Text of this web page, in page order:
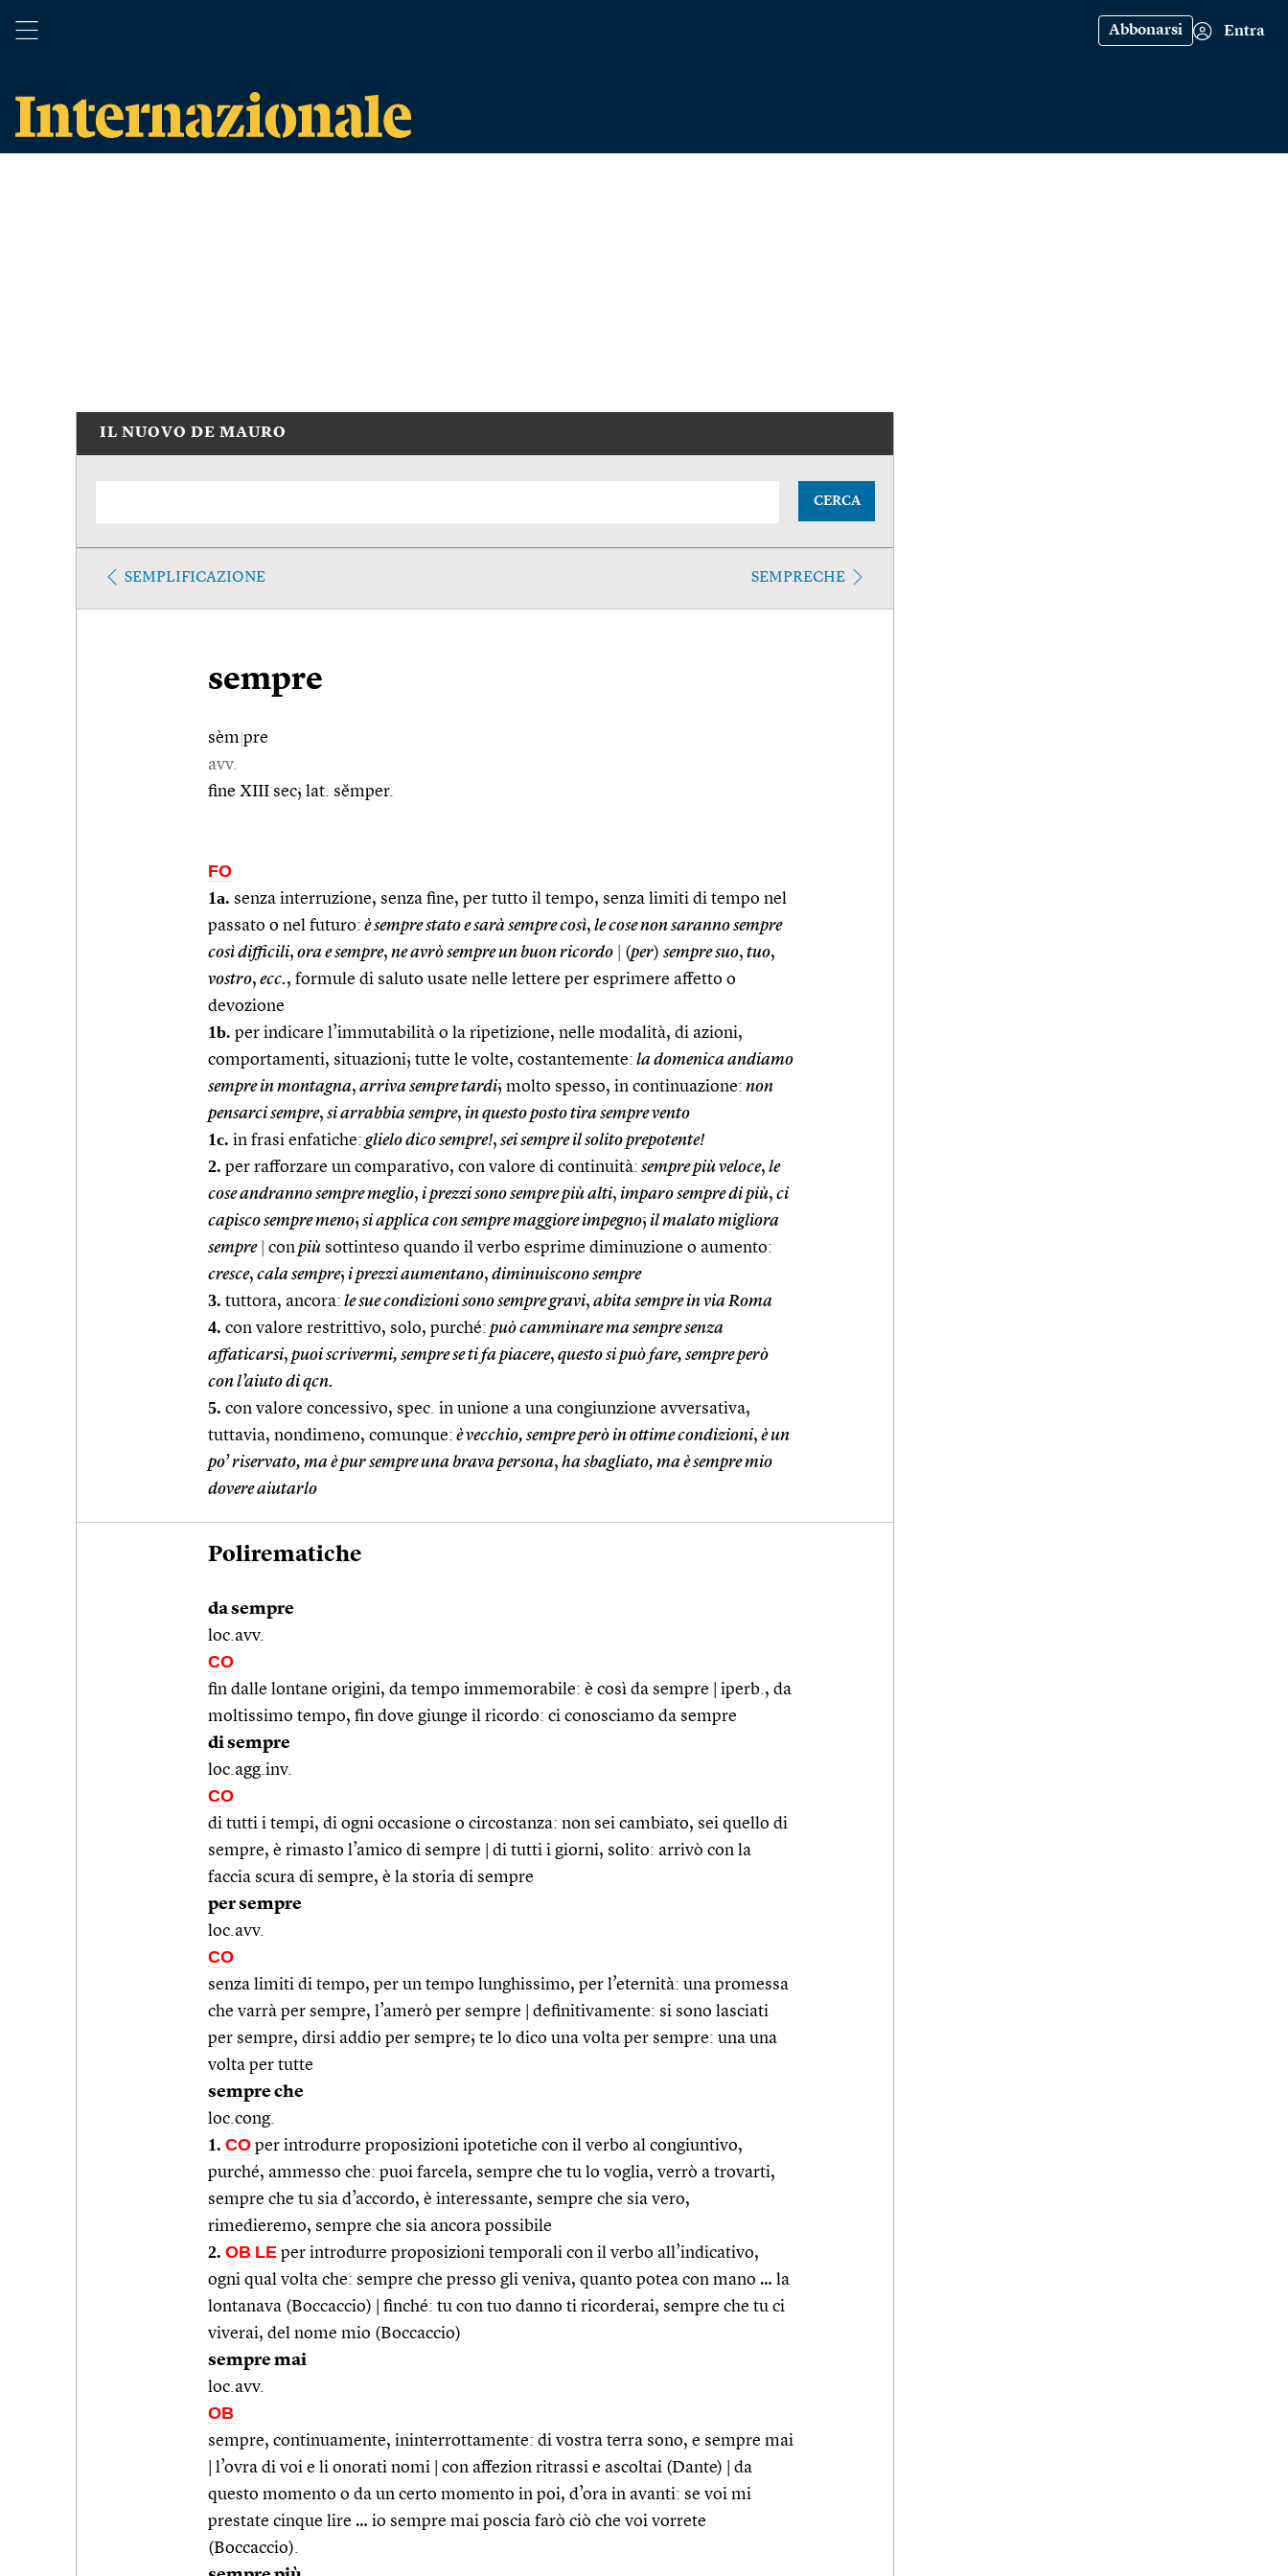
Abbonarsi Entra
IL NUOVO DE MAURO
CERCA
SEMPLIFICAZIONE SEMPRECHE
sempre
sèm pre
avv.
fine XIII sec; lat. sĕmper.
FO
1a. senza interruzione, senza fine, per tutto il tempo, senza limiti di tempo nel
passato o nel futuro: è sempre stato e sarà sempre così, le cose non saranno sempre
così difficili, ora e sempre, ne avrò sempre un buon ricordo (per) sempre suo, tuo,
vostro, ecc., formule di saluto usate nelle lettere per esprimere affetto o
devozione
1b. per indicare l’immutabilità o la ripetizione, nelle modalità, di azioni,
comportamenti, situazioni; tutte le volte, costantemente: la domenica andiamo
sempre in montagna, arriva sempre tardi; molto spesso, in continuazione: non
pensarci sempre, si arrabbia sempre, in questo posto tira sempre vento
1c. in frasi enfatiche: glielo dico sempre!, sei sempre il solito prepotente!
2. per rafforzare un comparativo, con valore di continuità: sempre più veloce, le
cose andranno sempre meglio, i prezzi sono sempre più alti, imparo sempre di più, ci
capisco sempre meno; si applica con sempre maggiore impegno; il malato migliora
sempre
conpiù sottinteso quando il verbo esprime diminuzione o aumento:
cresce, cala sempre; i prezzi aumentano, diminuiscono sempre
3. tuttora, ancora: le sue condizioni sono sempre gravi, abita sempre in via Roma
4. con valore restrittivo, solo, purché: può camminare ma sempre senza
affaticarsi, puoi scrivermi, sempre se ti fa piacere, questo si può fare, sempre però
con l’aiuto di qcn.
5. con valore concessivo, spec. in unione a una congiunzione avversativa,
tuttavia, nondimeno, comunque: è vecchio, sempre però in ottime condizioni, è un
po’ riservato, ma è pur sempre una brava persona, ha sbagliato, ma è sempre mio
dovere aiutarlo
Polirematiche
da sempre
loc.avv.
CO
fin dalle lontane origini, da tempo immemorabile: è così da sempre | iperb., da
moltissimo tempo, fin dove giunge il ricordo: ci conosciamo da sempre
di sempre
loc.agg.inv.
CO
di tutti i tempi, di ogni occasione o circostanza: non sei cambiato, sei quello di
sempre, è rimasto l’amico di sempre | di tutti i giorni, solito: arrivò con la
faccia scura di sempre, è la storia di sempre
per sempre
loc.avv.
CO
senza limiti di tempo, per un tempo lunghissimo, per l’eternità: una promessa
che varrà per sempre, l’amerò per sempre | definitivamente: si sono lasciati
per sempre, dirsi addio per sempre; te lo dico una volta per sempre: una una
volta per tutte
sempre che
loc.cong.
1. CO per introdurre proposizioni ipotetiche con il verbo al congiuntivo,
purché, ammesso che: puoi farcela, sempre che tu lo voglia, verrò a trovarti,
sempre che tu sia d’accordo, è interessante, sempre che sia vero,
rimedieremo, sempre che sia ancora possibile
2. OB LE per introdurre proposizioni temporali con il verbo all’indicativo,
ogni qual volta che: sempre che presso gli veniva, quanto potea con mano … la
lontanava (Boccaccio) | finché: tu con tuo danno ti ricorderai, sempre che tu ci
viverai, del nome mio (Boccaccio)
sempre mai
loc.avv.
OB
sempre, continuamente, ininterrottamente: di vostra terra sono, e sempre mai
| l’ovra di voi e li onorati nomi | con affezion ritrassi e ascoltai (Dante) | da
questo momento o da un certo momento in poi, d’ora in avanti: se voi mi
prestate cinque lire … io sempre mai poscia farò ciò che voi vorrete
(Boccaccio).